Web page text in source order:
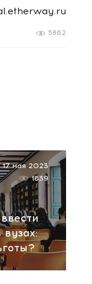
5862
17 мая 2023
1839